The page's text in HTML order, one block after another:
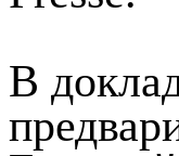
(МУС)
Presse.